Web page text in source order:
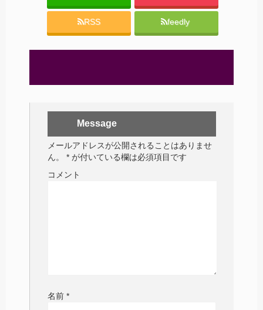
RSS feedly
Message
メールアドレスが公開されることはありませ
ん。
* が付いている欄は必須項目です
コメント
名前 *